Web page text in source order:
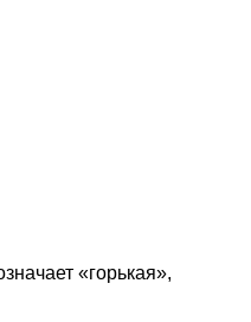
«горькая»,